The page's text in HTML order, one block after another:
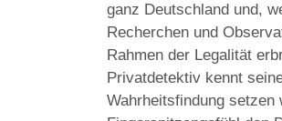
ganz Deutschland und,
Recherchen und
Rahmen der Legalität
Privatdetektiv kennt
Wahrheitsfindung setzen